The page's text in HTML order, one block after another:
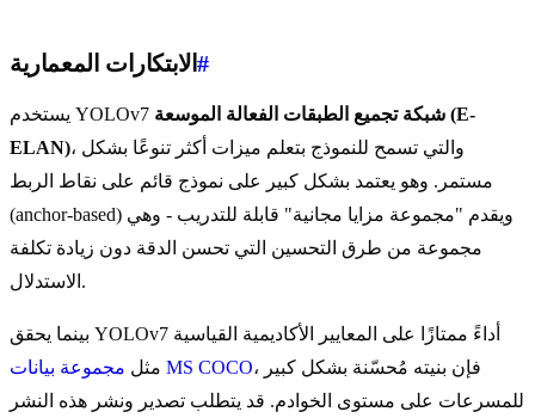
الابتكارات المعمارية#
يستخدم YOLOv7 شبكة تجميع الطبقات الفعالة الموسعة (E-
ELAN)، والتي تسمح للنموذج بتعلم ميزات أكثر تنوعًا بشكل
مستمر. وهو يعتمد بشكل كبير على نموذج قائم على نقاط الربط
(anchor-based) ويقدم "مجموعة مزايا مجانية" قابلة للتدريب - وهي
مجموعة من طرق التحسين التي تحسن الدقة دون زيادة تكلفة
الاستدلال.
بينما يحقق YOLOv7 أداءً ممتازًا على المعايير الأكاديمية القياسية
مثل مجموعة بيانات MS COCO، فإن بنيته مُحسّنة بشكل كبير
للمسرعات على مستوى الخوادم. قد يتطلب تصدير ونشر هذه النشر